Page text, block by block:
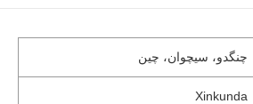
چنگدو، سیچوان، چین
Xinkunda